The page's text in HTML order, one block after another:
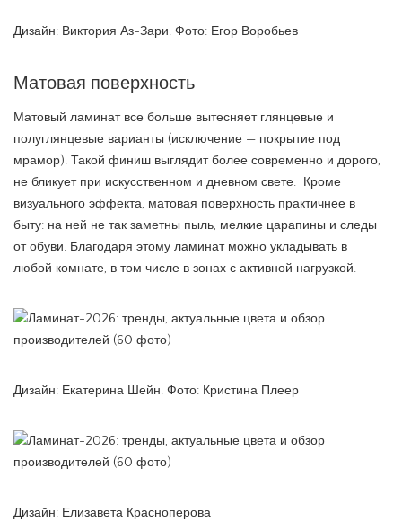
Дизайн: Виктория Аз-Зари. Фото: Егор Воробьев
Матовая поверхность
Матовый ламинат все больше вытесняет глянцевые и
полуглянцевые варианты (исключение — покрытие под
мрамор). Такой финиш выглядит более современно и дорого,
не бликует при искусственном и дневном свете. Кроме
визуального эффекта, матовая поверхность практичнее в
быту: на ней не так заметны пыль, мелкие царапины и следы
от обуви. Благодаря этому ламинат можно укладывать в
любой комнате, в том числе в зонах с активной нагрузкой.
Дизайн: Екатерина Шейн. Фото: Кристина Плеер
Дизайн: Елизавета Красноперова